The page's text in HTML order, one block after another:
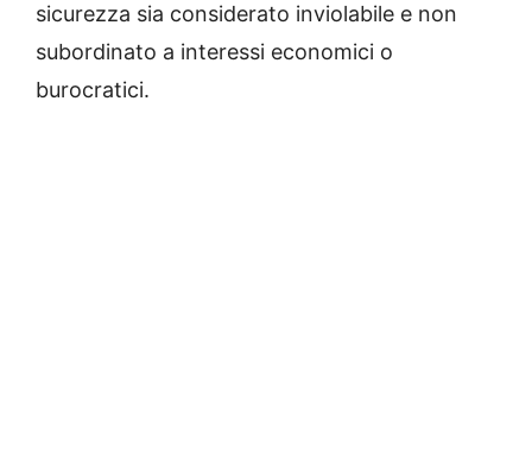
sicurezza sia considerato inviolabile e non
subordinato a interessi economici o
burocratici.